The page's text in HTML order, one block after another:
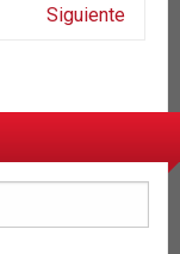
Siguiente